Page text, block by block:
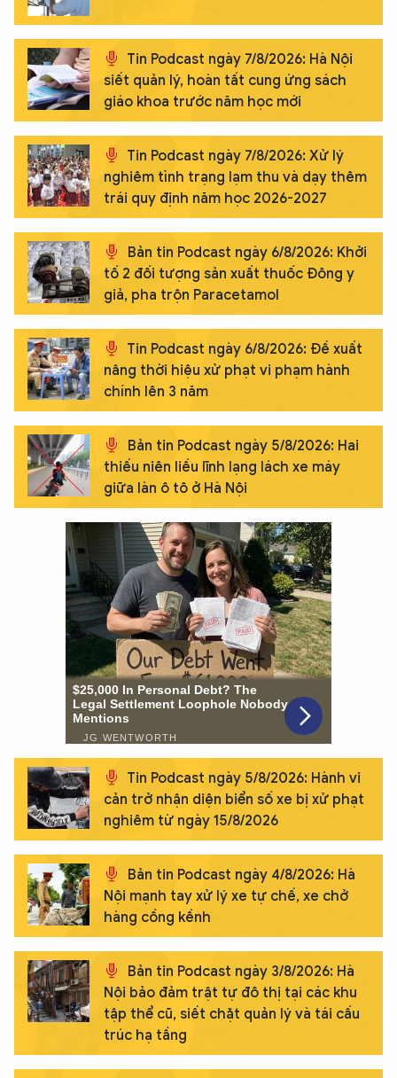
Tin Podcast ngày 7/8/2026: Hà Nội
siết quản lý, hoàn tất cung ứng sách
giáo khoa trước năm học mới
Tin Podcast ngày 7/8/2026: Xử lý
nghiêm tình trạng lạm thu và dạy thêm
trái quy định năm học 2026-2027
Bản tin Podcast ngày 6/8/2026: Khởi
tố 2 đối tượng sản xuất thuốc Đông y
giả, pha trộn Paracetamol
Tin Podcast ngày 6/8/2026: Đề xuất
nâng thời hiệu xử phạt vi phạm hành
chính lên 3 năm
Bản tin Podcast ngày 5/8/2026: Hai
thiếu niên liều lĩnh lạng lách xe máy
giữa làn ô tô ở Hà Nội
Tin Podcast ngày 5/8/2026: Hành vi
cản trở nhận diện biển số xe bị xử phạt
nghiêm từ ngày 15/8/2026
Bản tin Podcast ngày 4/8/2026: Hà
Nội mạnh tay xử lý xe tự chế, xe chở
hàng cồng kềnh
Bản tin Podcast ngày 3/8/2026: Hà
Nội bảo đảm trật tự đô thị tại các khu
tập thể cũ, siết chặt quản lý và tái cấu
trúc hạ tầng